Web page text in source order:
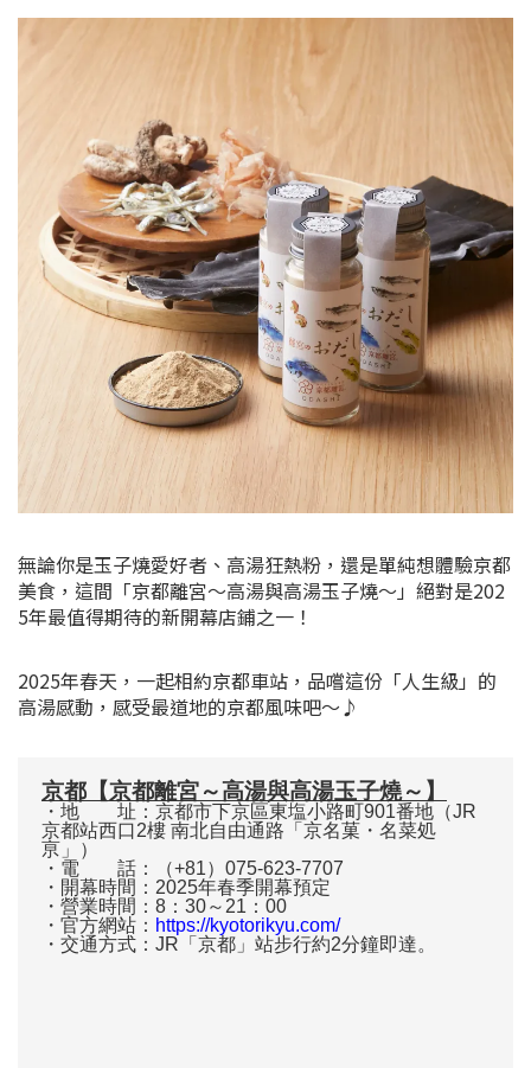
無論你是玉子燒愛好者、高湯狂熱粉，還是單純想體驗京都
美食，這間「京都離宮～高湯與高湯玉子燒～」絕對是202
5年最值得期待的新開幕店鋪之一！
2025年春天，一起相約京都車站，品嚐這份「人生級」的
高湯感動，感受最道地的京都風味吧～♪
京都【京都離宮～高湯與高湯玉子燒～】
・地 址：京都市下京區東塩小路町901番地（JR
京都站西口2樓 南北自由通路「京名菓・名菜処
亰」）
・電 話：（+81）075-623-7707
・開幕時間：2025年春季開幕預定
・營業時間：8：30～21：00
・官方網站： https://kyotorikyu.com/
・交通方式：JR「京都」站步行約2分鐘即達。